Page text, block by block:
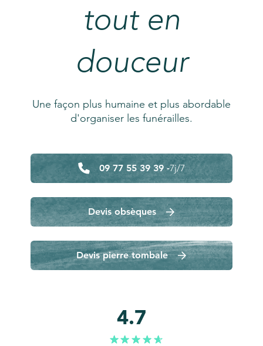
tout en
douceur
Une façon plus humaine et plus abordable
d'organiser les funérailles.
09 77 55 39 39 -7j/7
Devis obsèques
Devis pierre tombale
4.7